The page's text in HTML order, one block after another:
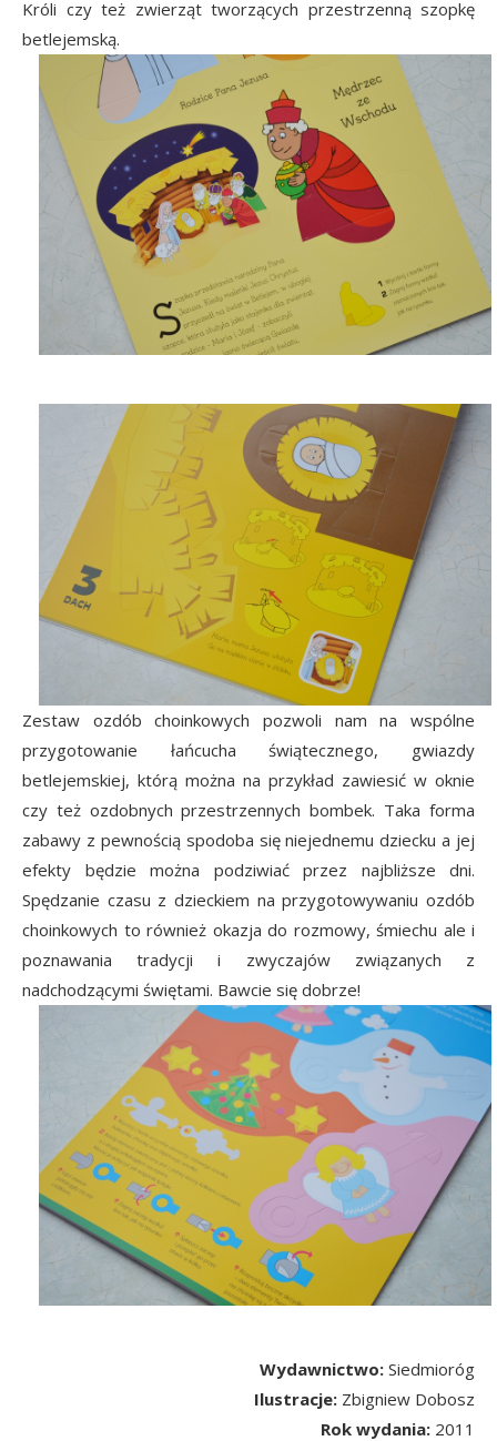
Króli czy też zwierząt tworzących przestrzenną szopkę
betlejemską.
Zestaw ozdób choinkowych pozwoli nam na wspólne
przygotowanie łańcucha świątecznego, gwiazdy
betlejemskiej, którą można na przykład zawiesić w oknie
czy też ozdobnych przestrzennych bombek. Taka forma
zabawy z pewnością spodoba się niejednemu dziecku a jej
efekty będzie można podziwiać przez najbliższe dni.
Spędzanie czasu z dzieckiem na przygotowywaniu ozdób
choinkowych to również okazja do rozmowy, śmiechu ale i
poznawania tradycji i zwyczajów związanych z
nadchodzącymi świętami. Bawcie się dobrze!
Wydawnictwo: Siedmioróg
Ilustracje: Zbigniew Dobosz
Rok wydania: 2011